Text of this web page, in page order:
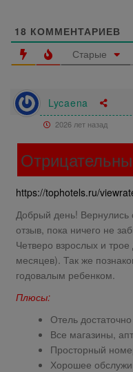
18 КОММЕНТАРИЕВ
Старые
Lycaena
2026 лет назад
https://tophotels.ru/
Добрый день! Вернулись
отзыв, пока ничего не
Четверо взрослых и
месяцев). Так же
годовалым ребенком.
Плюсы:
Отель
Все магазины,
Просторный
Хорошее